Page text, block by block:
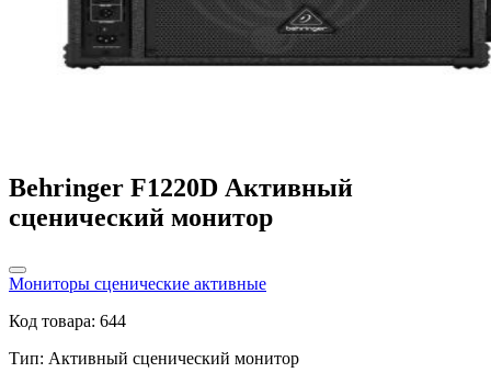
Behringer F1220D Активный
сценический монитор
Мониторы сценические активные
Код товара: 644
Тип: Активный сценический монитор